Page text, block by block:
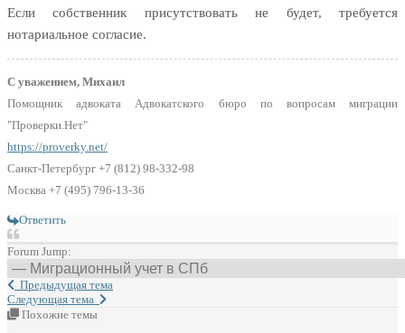
Если собственник присутствовать не будет, требуется
нотариальное согласие.
С уважением, Михаил
Помощник адвоката Адвокатского бюро по вопросам миграции
"Проверки.Нет"
https://proverky.net/
Санкт-Петербург +7 (812) 98-332-98
Москва +7 (495) 796-13-36
Ответить
Forum Jump:
Предыдущая тема
Следующая тема
Похожие темы